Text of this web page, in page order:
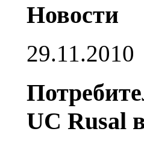
Новости
29.11.2010
UC Rusal